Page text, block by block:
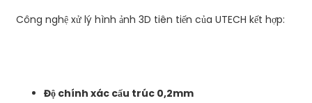
Công nghệ xử lý hình ảnh 3D tiên tiến của UTECH kết hợp:
Độ chính xác cấu trúc 0,2mm